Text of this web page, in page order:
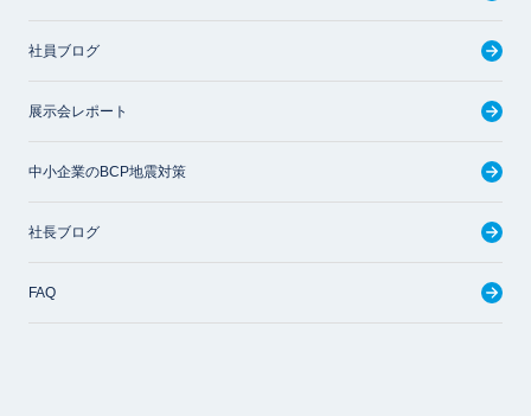
社員ブログ
展示会レポート
中小企業のBCP地震対策
社長ブログ
FAQ